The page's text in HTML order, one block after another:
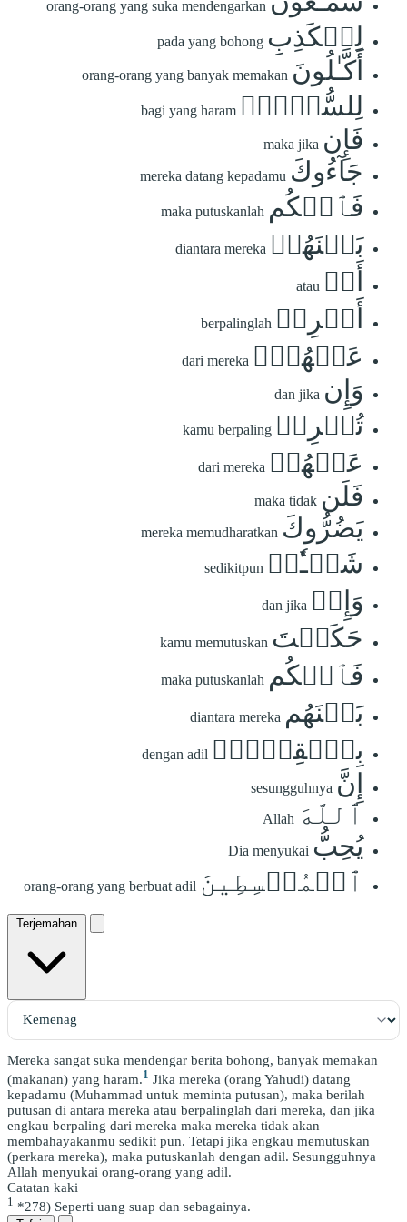
orang-orang yang suka mendengarkan
لِلۡكَذِبِ pada yang bohong
أَكَّـٰلُونَ orang-orang yang banyak memakan
لِلسُّحۡتِۚ bagi yang haram
فَإِن maka jika
جَآءُوكَ mereka datang kepadamu
فَٱحۡكُم maka putuskanlah
بَيۡنَهُمۡ diantara mereka
أَوۡ atau
أَعۡرِضۡ berpalinglah
عَنۡهُمۡۖ dari mereka
وَإِن dan jika
تُعۡرِضۡ kamu berpaling
عَنۡهُمۡ dari mereka
فَلَن maka tidak
يَضُرُّوكَ mereka memudharatkan
شَيۡـٔٗاۖ sedikitpun
وَإِنۡ dan jika
حَكَمۡتَ kamu memutuskan
فَٱحۡكُم maka putuskanlah
بَيۡنَهُم diantara mereka
بِٱلۡقِسۡطِۚ dengan adil
إِنَّ sesungguhnya
ٱللَّهَ Allah
يُحِبُّ Dia menyukai
ٱلۡمُقۡسِطِينَ orang-orang yang berbuat adil
Terjemahan
Mereka sangat suka mendengar berita bohong, banyak memakan
(makanan) yang haram.1 Jika mereka (orang Yahudi) datang
kepadamu (Muhammad untuk meminta putusan), maka berilah
putusan di antara mereka atau berpalinglah dari mereka, dan jika
engkau berpaling dari mereka maka mereka tidak akan
membahayakanmu sedikit pun. Tetapi jika engkau memutuskan
(perkara mereka), maka putuskanlah dengan adil. Sesungguhnya
Allah menyukai orang-orang yang adil.
Catatan kaki
1 *278) Seperti uang suap dan sebagainya.